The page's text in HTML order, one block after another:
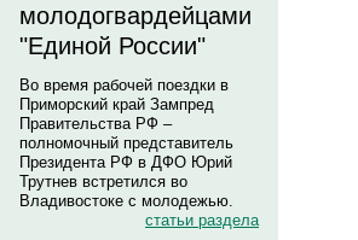
молодогвардейцами
"Единой России"
Во время рабочей поездки в
Приморский край Зампред
Правительства РФ –
полномочный представитель
Президента РФ в ДФО Юрий
Трутнев встретился во
Владивостоке с молодежью.
статьи раздела